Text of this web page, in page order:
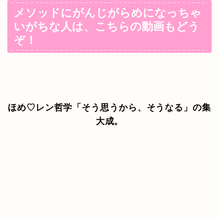
メソッドにがんじがらめになっちゃ
いがちな人は、こちらの動画もどう
ぞ！
ほめ♡レン哲学「そう思うから、そうなる」の集
大成。